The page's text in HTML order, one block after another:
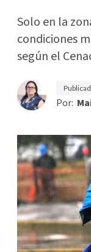
Solo en la
condiciones
según el
Por: